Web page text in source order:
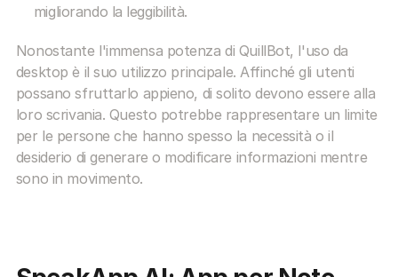
migliorando la leggibilità.
Nonostante l'immensa potenza di QuillBot, l'uso da
desktop è il suo utilizzo principale. Affinché gli utenti
possano sfruttarlo appieno, di solito devono essere alla
loro scrivania. Questo potrebbe rappresentare un limite
per le persone che hanno spesso la necessità o il
desiderio di generare o modificare informazioni mentre
sono in movimento.